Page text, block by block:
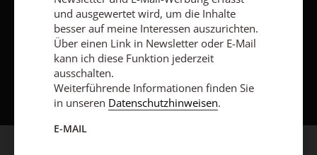
Nach oben
und ausgewertet wird, um die Inhalte
besser auf meine Interessen auszurichten.
Über einen Link in Newsletter oder E-Mail
kann ich diese Funktion jederzeit
ausschalten.
Weiterführende Informationen finden Sie
in unseren Datenschutzhinweisen.
E-MAIL